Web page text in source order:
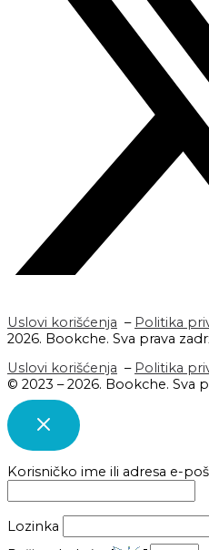
Uslovi korišćenja – Politika
2026. Bookche. Sva prava
Uslovi korišćenja – Politika
© 2023 – 2026. Bookche. Sva
Korisničko ime ili adresa e-
Lozinka